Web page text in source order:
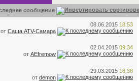
сообщение
08.06.2015 18:53
от Саша ATV-Самара
02.04.2015 09:34
от AEfremow
29.03.2015 16:38
от demon